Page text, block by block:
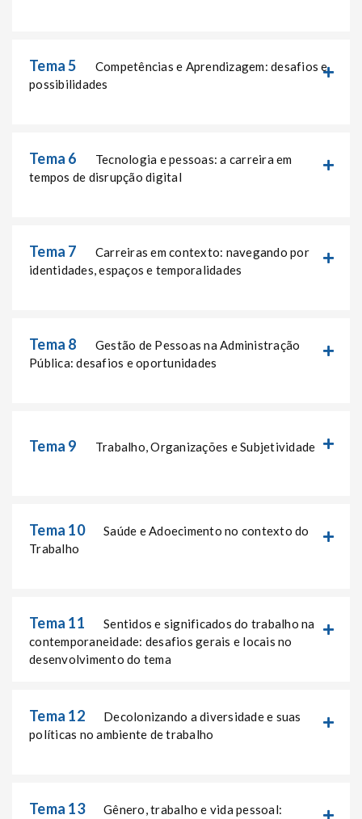
Tema 5
possibilidades
Tema 6
tempos de disrupção digital
Tema 7
identidades, espaços e temporalidades
Tema 8
Pública: desafios e oportunidades
Tema 9 Trabalho, Organizações e Subjetividade
Tema 10
Trabalho
Tema 11
contemporaneidade: desafios gerais e locais no
desenvolvimento do tema
Tema 12
políticas no ambiente de trabalho
Tema 13